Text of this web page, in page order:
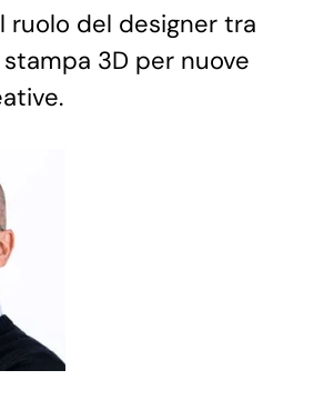
ruolo del designer tra
3D per nuove